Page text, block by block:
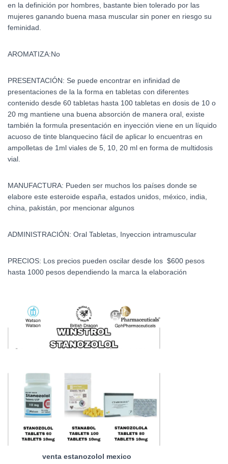
en la definición por hombres, bastante bien tolerado por las
mujeres ganando buena masa muscular sin poner en riesgo su
feminidad.
AROMATIZA:No
PRESENTACIÓN: Se puede encontrar en infinidad de
presentaciones de la la forma en tabletas con diferentes
contenido desde 60 tabletas hasta 100 tabletas en dosis de 10 o
20 mg mantiene una buena absorción de manera oral, existe
también la formula presentación en inyección viene en un líquido
acuoso de tinte blanquecino fácil de aplicar lo encuentras en
ampolletas de 1ml viales de 5, 10, 20 ml en forma de multidosis
vial.
MANUFACTURA: Pueden ser muchos los países donde se
elabore este esteroide españa, estados unidos, méxico, india,
china, pakistán, por mencionar algunos
ADMINISTRACIÓN: Oral Tabletas, Inyeccion intramuscular
PRECIOS: Los precios pueden oscilar desde los $600 pesos
hasta 1000 pesos dependiendo la marca la elaboración
venta estanozolol mexico